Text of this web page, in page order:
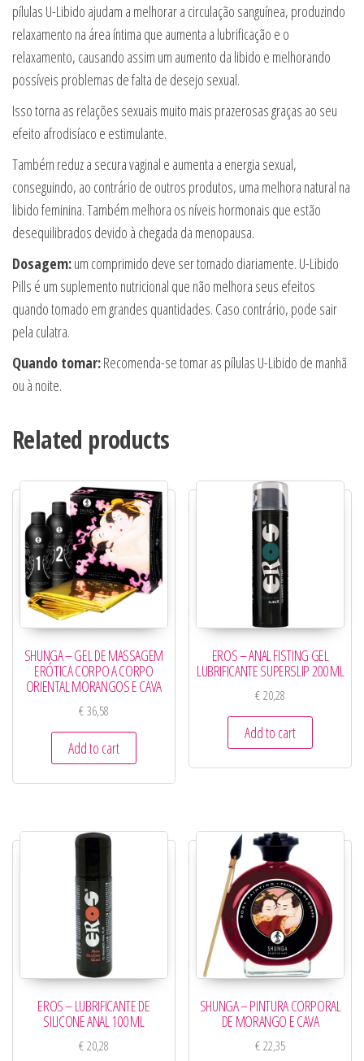
pílulas U-Libido ajudam a melhorar a circulação sanguínea, produzindo
relaxamento na área íntima que aumenta a lubrificação e o
relaxamento, causando assim um aumento da libido e melhorando
possíveis problemas de falta de desejo sexual.
Isso torna as relações sexuais muito mais prazerosas graças ao seu
efeito afrodisíaco e estimulante.
Também reduz a secura vaginal e aumenta a energia sexual,
conseguindo, ao contrário de outros produtos, uma melhora natural na
libido feminina. Também melhora os níveis hormonais que estão
desequilibrados devido à chegada da menopausa.
Dosagem:um comprimido deve ser tomado diariamente. U-Libido
Pills é um suplemento nutricional que não melhora seus efeitos
quando tomado em grandes quantidades. Caso contrário, pode sair
pela culatra.
Quando tomar:Recomenda-se tomar as pílulas U-Libido de manhã
ou à noite.
Related products
SHUNGA – GEL DE MASSAGEM
ERÓTICA CORPO A CORPO
ORIENTAL MORANGOS E CAVA
€36,58
Add to cart
EROS – ANAL FISTING GEL
LUBRIFICANTE SUPERSLIP 200 ML
€20,28
Add to cart
EROS – LUBRIFICANTE DE
SILICONE ANAL 100 ML
€20,28
SHUNGA – PINTURA CORPORAL
DE MORANGO E CAVA
€22,35